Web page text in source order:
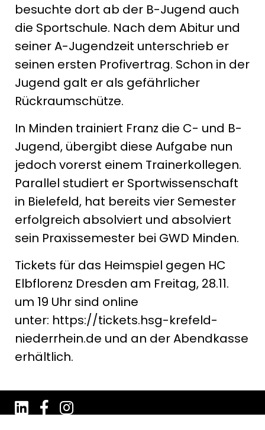
besuchte dort ab der B-Jugend auch
die Sportschule. Nach dem Abitur und
seiner A-Jugendzeit unterschrieb er
seinen ersten Profivertrag. Schon in der
Jugend galt er als gefährlicher
Rückraumschütze.
In Minden trainiert Franz die C- und B-
Jugend, übergibt diese Aufgabe nun
jedoch vorerst einem Trainerkollegen.
Parallel studiert er Sportwissenschaft
in Bielefeld, hat bereits vier Semester
erfolgreich absolviert und absolviert
sein Praxissemester bei GWD Minden.
Tickets für das Heimspiel gegen HC
Elbflorenz Dresden am Freitag, 28.11.
um 19 Uhr sind online
unter: https://tickets.hsg-krefeld-
niederrhein.de und an der Abendkasse
erhältlich.